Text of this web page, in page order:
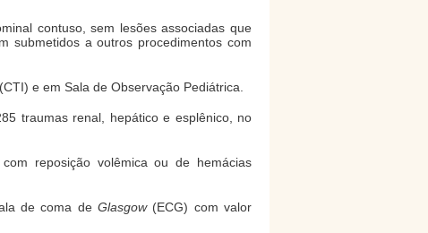
contuso, sem lesões associadas que
submetidos a outros procedimentos com
e em Sala de Observação Pediátrica.
traumas renal, hepático e esplênico, no
reposição volêmica ou de hemácias
de coma de Glasgow(ECG) com valor